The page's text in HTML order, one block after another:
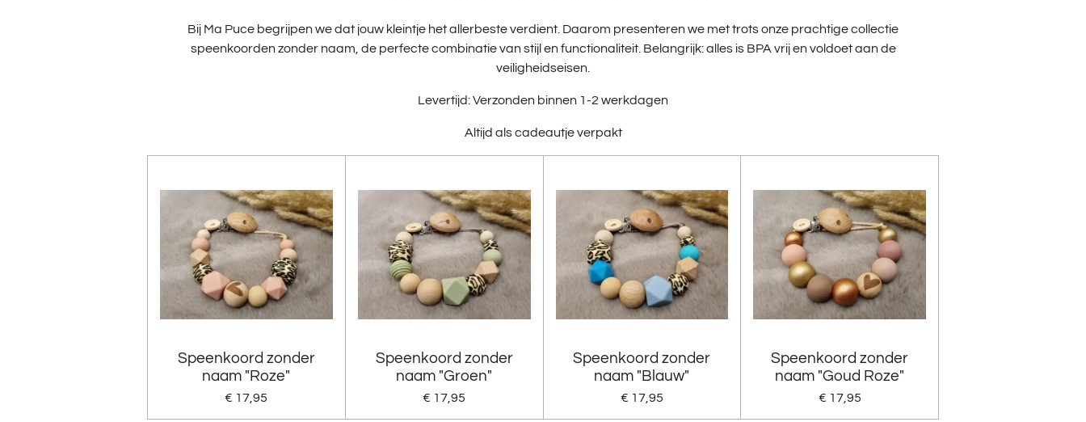
Bij Ma Puce begrijpen we dat jouw kleintje het allerbeste verdient. Daarom presenteren we met trots onze prachtige collectie
speenkoorden zonder naam, de perfecte combinatie van stijl en functionaliteit. Belangrijk: alles is BPA vrij en voldoet aan de
veiligheidseisen.
Levertijd: Verzonden binnen 1-2 werkdagen
Altijd als cadeautje verpakt
Speenkoord zonder
naam "Roze"
€ 17,95
Speenkoord zonder
naam "Groen"
€ 17,95
Speenkoord zonder
naam "Blauw"
€ 17,95
Speenkoord zonder
naam "Goud Roze"
€ 17,95